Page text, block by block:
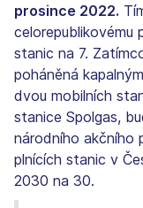
prosince 2022.
celorepublikovému
stanic na 7.
poháněná
dvou mobilních
stanice Spolgas,
národního akčního
plnících stanic v
2030 na 30.